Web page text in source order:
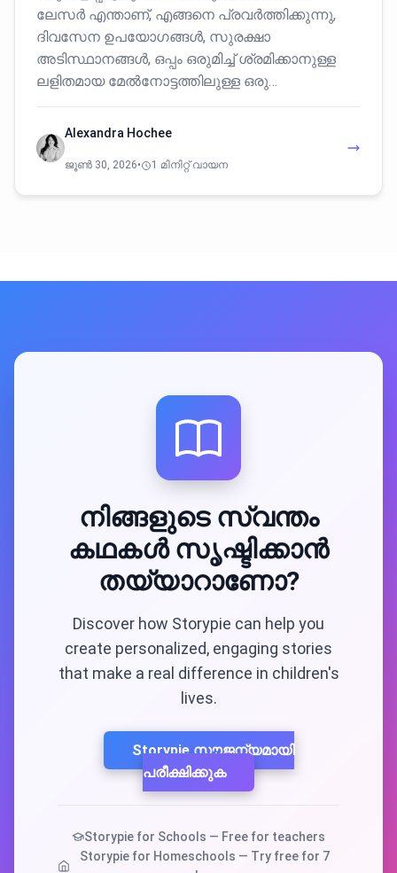
ലേസർ എന്താണ്, എങ്ങനെ പ്രവർത്തിക്കുന്നു,
ദിവസേന ഉപയോഗങ്ങൾ, സുരക്ഷാ
അടിസ്ഥാനങ്ങൾ, ഒപ്പം ഒരുമിച്ച് ശ്രമിക്കാനുള്ള
ലളിതമായ മേൽനോട്ടത്തിലുള്ള ഒരു…
Alexandra Hochee
ജൂൺ 30, 2026• 1 മിനിറ്റ് വായന
നിങ്ങളുടെ സ്വന്തം
കഥകൾ സൃഷ്ടിക്കാൻ
തയ്യാറാണോ?
Discover how Storypie can help you
create personalized, engaging stories
that make a real difference in children's
lives.
Storypie സൗജന്യമായി
പരീക്ഷിക്കുക
Storypie for Schools — Free for teachers
Storypie for Homeschools — Try free for 7